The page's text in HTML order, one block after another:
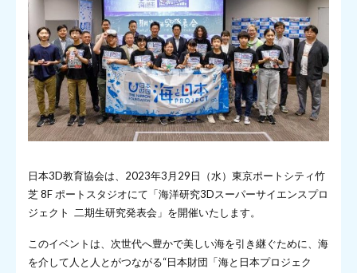
日本3D教育協会は、2023年3月29日（水）東京ポートシティ竹
芝 8F ポートスタジオにて「海洋研究3Dスーパーサイエンスプロ
ジェクト 二期生研究発表会」を開催いたします。
このイベントは、次世代へ豊かで美しい海を引き継ぐために、海
を介して人と人とがつながる“日本財団「海と日本プロジェク